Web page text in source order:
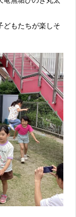
どもたちが楽しそ